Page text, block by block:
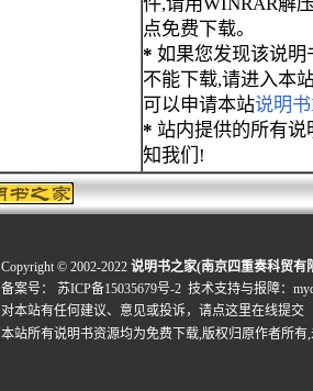
点免费下载。
* 如果您发现该说明
不能下载,请进入本
可以申请本站说明
* 站内提供的所有
知我们!
Copyright © 2002-2022 说明书之家(南京四重奏科贸有
备案号：
苏ICP备15035679号-2 技术支持与报障：
对本站有任何建议、意见或投诉， 请点这里在线提交
本站所有说明书资源均为免费下载,版权归原作者所